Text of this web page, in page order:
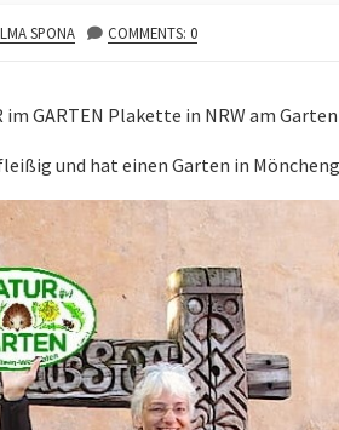
SPONA COMMENTS: 0
im GARTEN Plakette in NRW am
und hat einen Garten in